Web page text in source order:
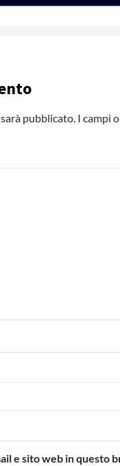
pubblicato. I campi
e sito web in questo